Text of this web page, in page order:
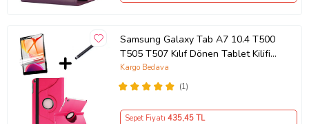
Samsung Galaxy Tab A7 10.4 T500
T505 T507 Kılıf Dönen Tablet Kilifi
Ekran Koruyu (Koyu Pembe)
(1)
Kargo Bedava
Sepet Fiyatı 435,45 TL